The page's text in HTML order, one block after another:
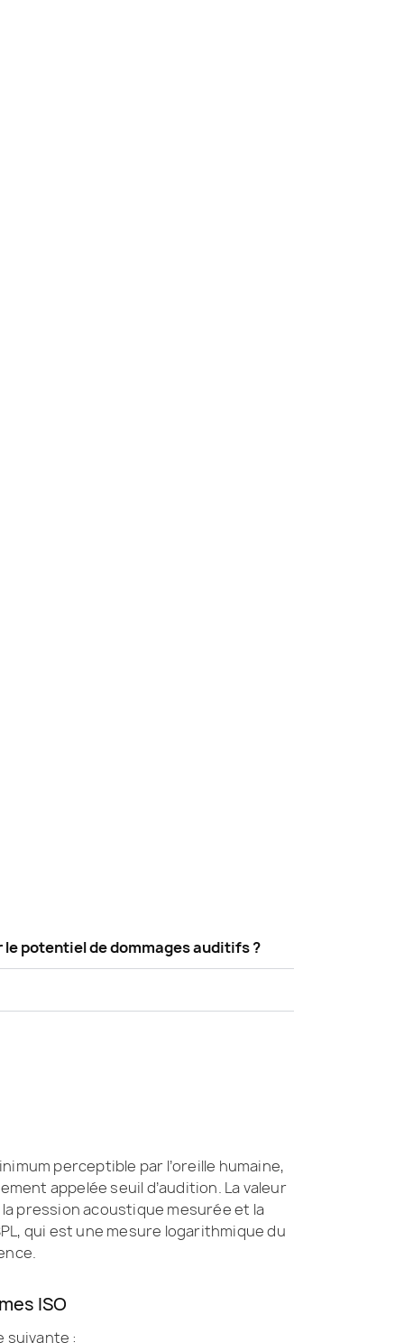
potentiel de dommages auditifs ?
perceptible par l’oreille humaine,
appelée seuil d’audition. La valeur
pression acoustique mesurée et la
qui est une mesure logarithmique du
ISO
suivante :